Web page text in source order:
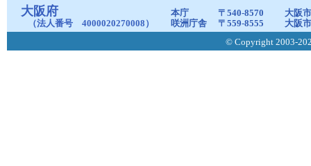
大阪府
（法人番号 4000020270008）
本庁 〒540-8570
大阪
咲洲庁舎
〒559-8555
大阪
© Copyright 2003-